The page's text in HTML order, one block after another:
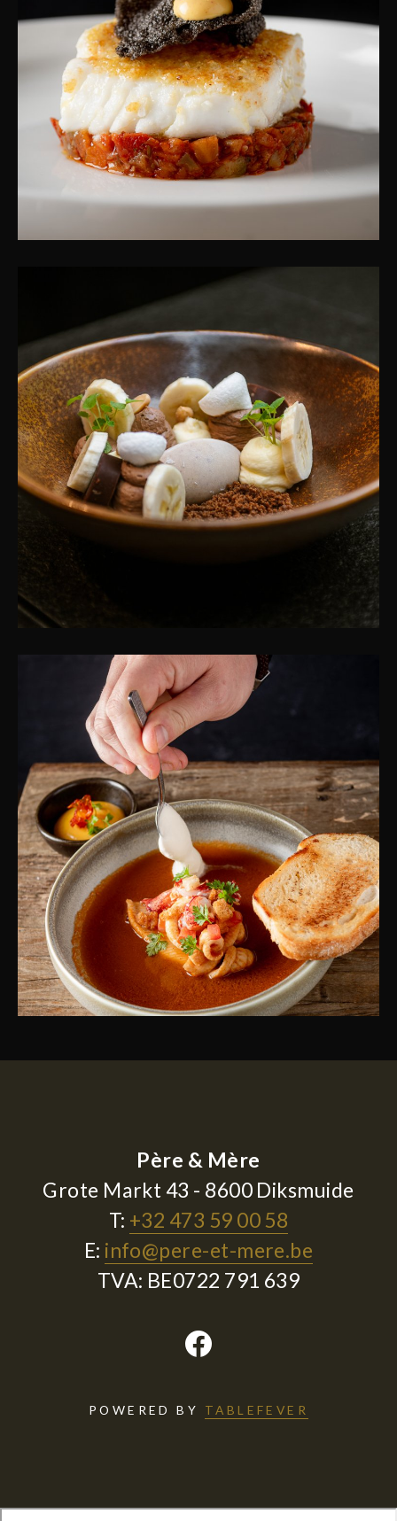
Père & Mère
Grote Markt 43 - 8600 Diksmuide
T: +32 473 59 00 58
E: info@pere-et-mere.be
TVA: BE0722 791 639
POWERED BY TABLEFEVER